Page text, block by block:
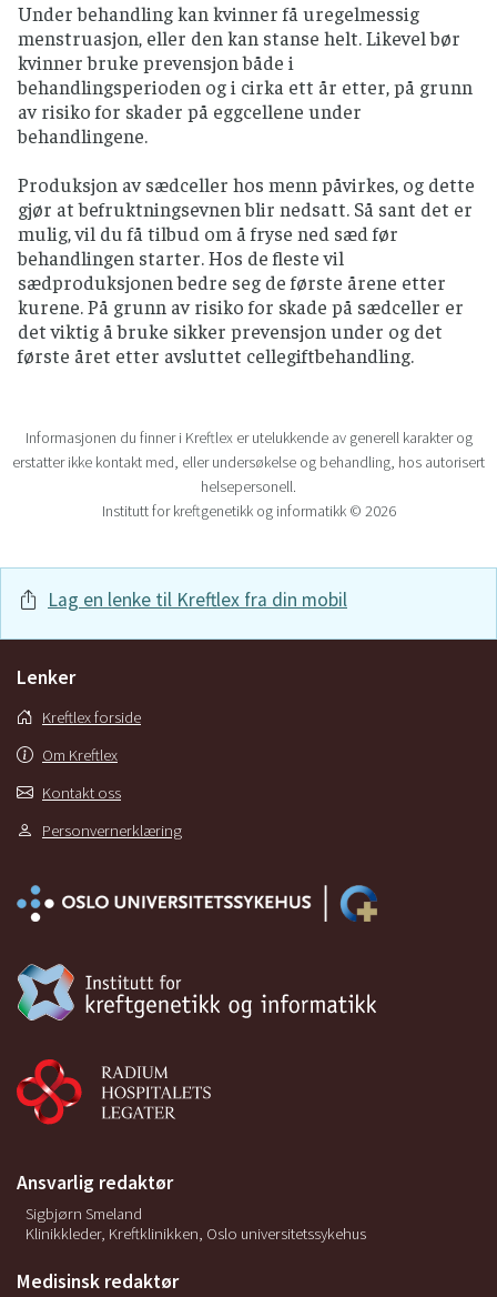
Under behandling kan kvinner få uregelmessig
menstruasjon, eller den kan stanse helt. Likevel bør
kvinner bruke prevensjon både i
behandlingsperioden og i cirka ett år etter, på grunn
av risiko for skader på eggcellene under
behandlingene.
Produksjon av sædceller hos menn påvirkes, og dette
gjør at befruktningsevnen blir nedsatt. Så sant det er
mulig, vil du få tilbud om å fryse ned sæd før
behandlingen starter. Hos de fleste vil
sædproduksjonen bedre seg de første årene etter
kurene. På grunn av risiko for skade på sædceller er
det viktig å bruke sikker prevensjon under og det
første året etter avsluttet cellegiftbehandling.
Informasjonen du finner i Kreftlex er utelukkende av generell karakter og
erstatter ikke kontakt med, eller undersøkelse og behandling, hos autorisert
helsepersonell.
Institutt for kreftgenetikk og informatikk © 2026
Lag en lenke til Kreftlex fra din mobil
Lenker
Kreftlex forside
Om Kreftlex
Kontakt oss
Personvernerklæring
Ansvarlig redaktør
Sigbjørn Smeland
Klinikkleder, Kreftklinikken, Oslo universitetssykehus
Medisinsk redaktør